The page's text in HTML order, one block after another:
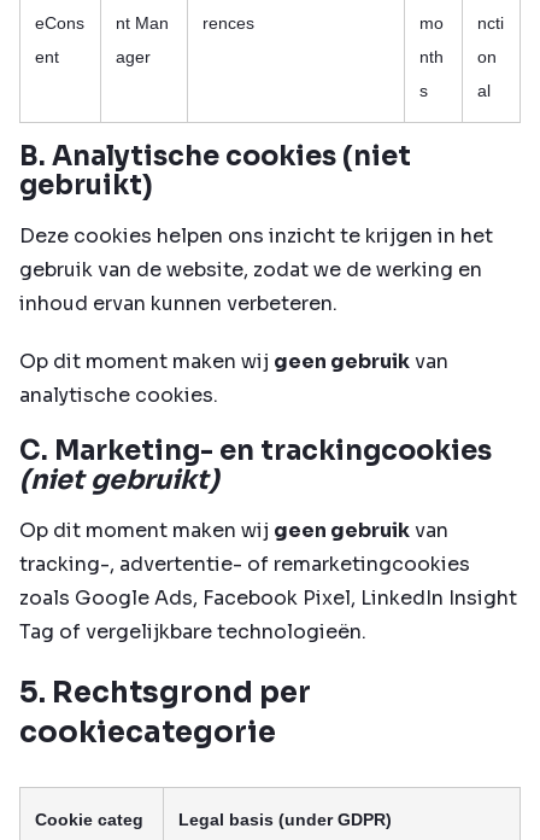
eCons
ent
nt Man
ager
rences
mo
nth
s
ncti
on
al
B. Analytische cookies (niet
gebruikt)
Deze cookies helpen ons inzicht te krijgen in het
gebruik van de website, zodat we de werking en
inhoud ervan kunnen verbeteren.
Op dit moment maken wij geen gebruikvan
analytische cookies.
C. Marketing- en trackingcookies
(niet gebruikt)
Op dit moment maken wij geen gebruikvan
tracking-, advertentie- of remarketingcookies
zoals Google Ads, Facebook Pixel, LinkedIn Insight
Tag of vergelijkbare technologieën.
5. Rechtsgrond per
cookiecategorie
Cookie categ Legal basis (under GDPR)